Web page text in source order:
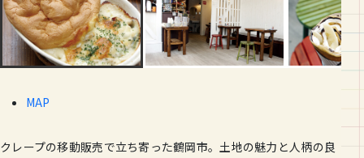
MAP
クレープの移動販売で立ち寄った鶴岡市。土地の魅力と人柄の良